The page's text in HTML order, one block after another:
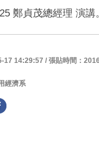
鄭貞茂總經理 演
17 14:29:57 / 張貼時間：
經濟系